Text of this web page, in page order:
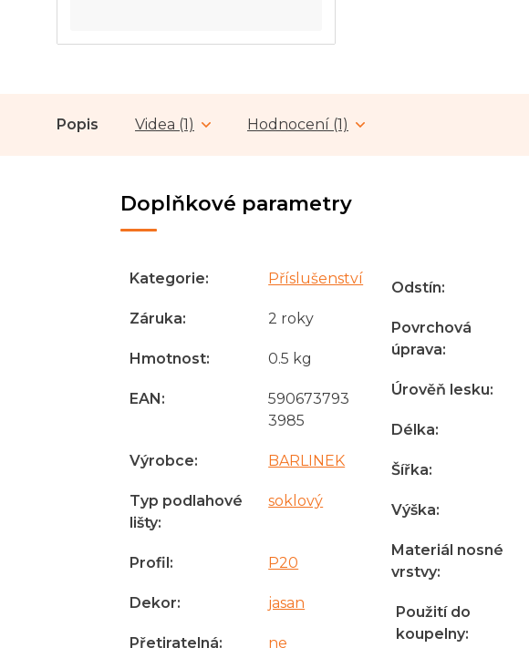
Popis Videa (1) Hodnocení (1)
Doplňkové parametry
Kategorie: Příslušenství
Záruka: 2 roky
Hmotnost: 0.5 kg
EAN:
590673793
3985
Výrobce: BARLINEK
Typ podlahové
lišty:
soklový
Profil: P20
Dekor: jasan
Přetiratelná: ne
Odstín:
Povrchová
úprava:
Úrověň lesku:
Délka:
Šířka:
Výška:
Materiál nosné
vrstvy:
Použití do
koupelny: